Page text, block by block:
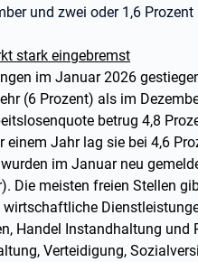
und zwei oder 1,6
stark eingebremst
im Januar 2026
(6 Prozent) als im
betrug 4,8
Jahr lag sie bei 4,6
im Januar neu
Die meisten freien Stellen
Handel Instandhaltung und
Verteidigung,